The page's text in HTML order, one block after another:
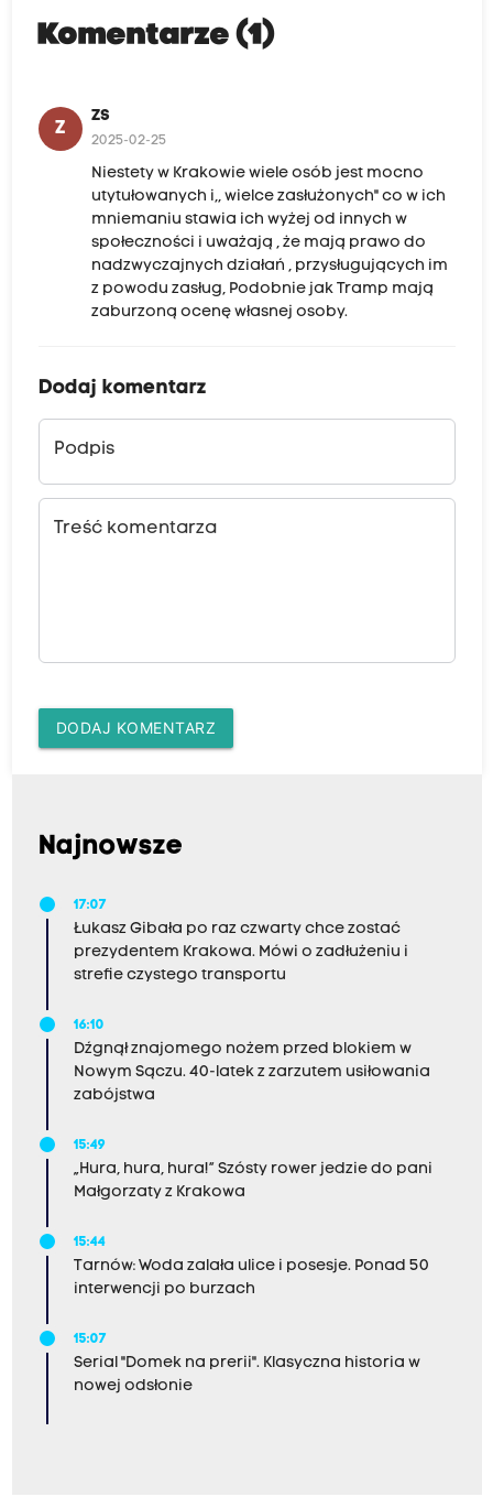
Komentarze (1)
Z
ZS
2025-02-25
Niestety w Krakowie wiele osób jest mocno
utytułowanych i,, wielce zasłużonych" co w ich
mniemaniu stawia ich wyżej od innych w
społeczności i uważają , że mają prawo do
nadzwyczajnych działań , przysługujących im
z powodu zasług, Podobnie jak Tramp mają
zaburzoną ocenę własnej osoby.
Dodaj komentarz
Podpis
Treść komentarza
DODAJ KOMENTARZ
Najnowsze
17:07
Łukasz Gibała po raz czwarty chce zostać
prezydentem Krakowa. Mówi o zadłużeniu i
strefie czystego transportu
16:10
Dźgnął znajomego nożem przed blokiem w
Nowym Sączu. 40-latek z zarzutem usiłowania
zabójstwa
15:49
„Hura, hura, hura!” Szósty rower jedzie do pani
Małgorzaty z Krakowa
15:44
Tarnów: Woda zalała ulice i posesje. Ponad 50
interwencji po burzach
15:07
Serial "Domek na prerii". Klasyczna historia w
nowej odsłonie